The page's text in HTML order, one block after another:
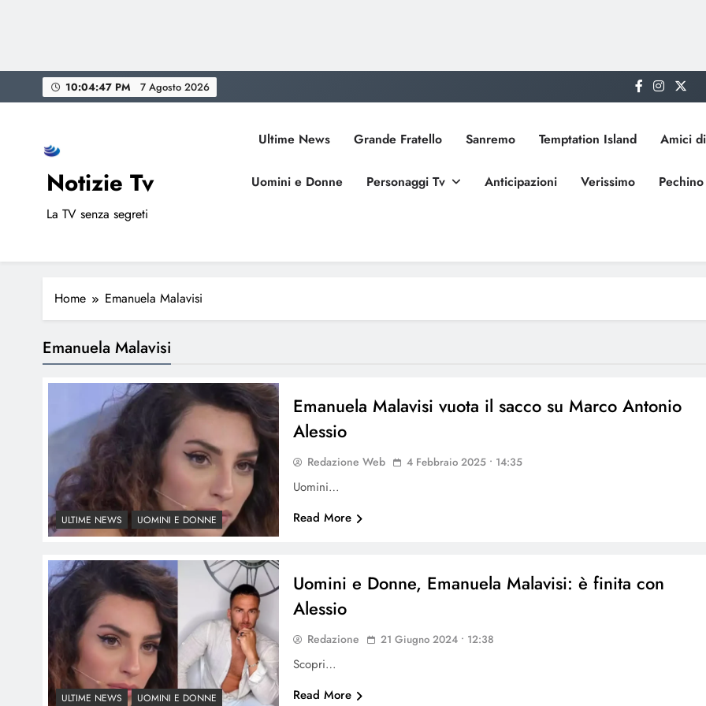
to
10:04:47 PM 7 Agosto 2026
Notizie Tv
La TV senza segreti
Ultime News Grande Fratello Sanremo Temptation Island Amici
Uomini e Donne Personaggi Tv Anticipazioni Verissimo
Home Emanuela Malavisi
Emanuela Malavisi
ULTIME NEWS UOMINI E DONNE
Emanuela Malavisi vuota il sacco su Marco Antonio
Alessio
Redazione Web 4 Febbraio 2025 • 14:35
Uomini…
Read More
ULTIME NEWS UOMINI E DONNE
Uomini e Donne, Emanuela Malavisi: è finita con
Alessio
Redazione 21 Giugno 2024 • 12:38
Scopri…
Read More